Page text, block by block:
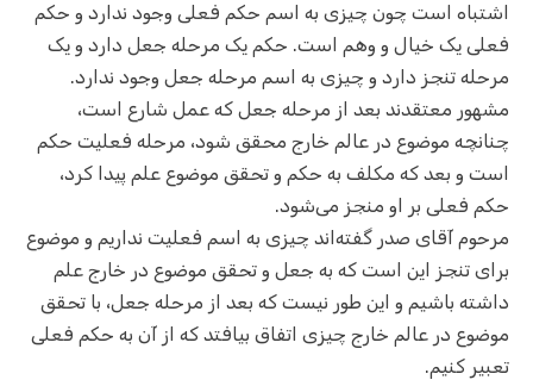
اشتباه است چون چیزی به اسم حکم فعلی وجود ندارد و حکم
فعلی یک خیال و وهم است. حکم یک مرحله جعل دارد و یک
مرحله تنجز دارد و چیزی به اسم مرحله جعل وجود ندارد.
مشهور معتقدند بعد از مرحله جعل که عمل شارع است،
چنانچه موضوع در عالم خارج محقق شود، مرحله فعلیت حکم
است و بعد که مکلف به حکم و تحقق موضوع علم پیدا کرد،
حکم فعلی بر او منجز می‌شود.
مرحوم آقای صدر گفته‌اند چیزی به اسم فعلیت نداریم و موضوع
برای تنجز این است که به جعل و تحقق موضوع در خارج علم
داشته باشیم و این طور نیست که بعد از مرحله جعل، با تحقق
موضوع در عالم خارج چیزی اتفاق بیافتد که از آن به حکم فعلی
تعبیر کنیم.